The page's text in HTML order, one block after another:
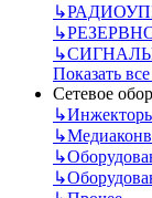
↳
↳
↳
Показать
Сетевое
↳
↳
↳
↳